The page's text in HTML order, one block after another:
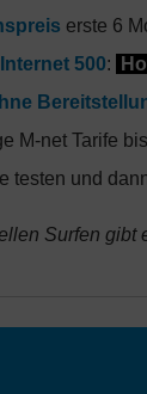
erste 6
Internet 500:
M-net Tarife
testen und
Surfen gibt